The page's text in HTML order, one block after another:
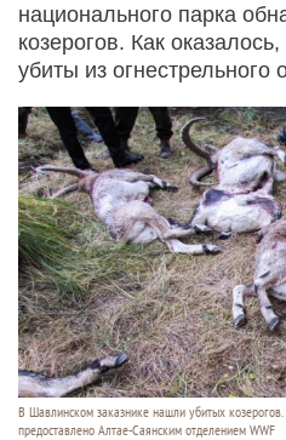
национального парка
козерогов. Как
убиты из огнестрельного
В Шавлинском заказнике нашли убитых козерогов.
предоставлено Алтае-Саянским отделением WWF